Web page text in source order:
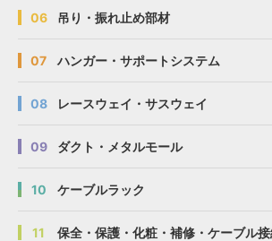
06 吊り・振れ止め部材
07 ハンガー・サポートシステム
08 レースウェイ・サスウェイ
09 ダクト・メタルモール
10 ケーブルラック
11 保全・保護・化粧・補修・ケーブル